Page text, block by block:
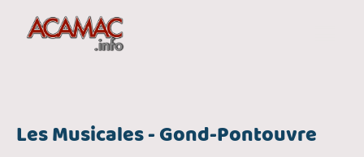
Les Musicales - Gond-Pontouvre